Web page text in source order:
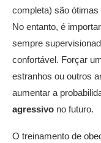
completa) são
No entanto, é
sempre
confortável. Forçar
estranhos ou outros
aumentar a
agressivo no futuro.
O treinamento de